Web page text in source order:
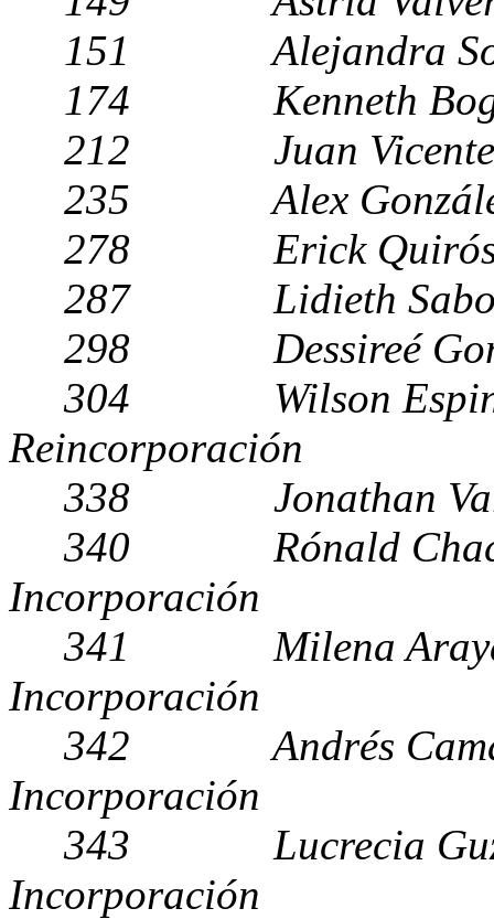
151 Alejandra
174 Kenneth
212 Juan Vicente
235 Alex
278 Erick
287 Lidieth
298 Dessireé
304 Wilson
Reincorporación
338 Jonathan
340 Rónald
Incorporación
341 Milena
Incorporación
342 Andrés
Incorporación
343 Lucrecia
Incorporación